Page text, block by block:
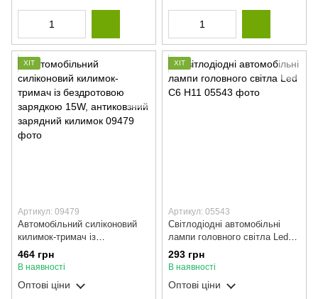
ХІТ
Артикул: 09479
Автомобільний силіконовий
килимок-тримач із
бездротовою зарядкою 15W,
антиковзний зарядний
464 грн
В наявності
Оптові ціни
ХІТ
Артикул: 05543
Світлодіодні автомобільні
лампи головного світла Led
C6 H11
293 грн
В наявності
Оптові ціни